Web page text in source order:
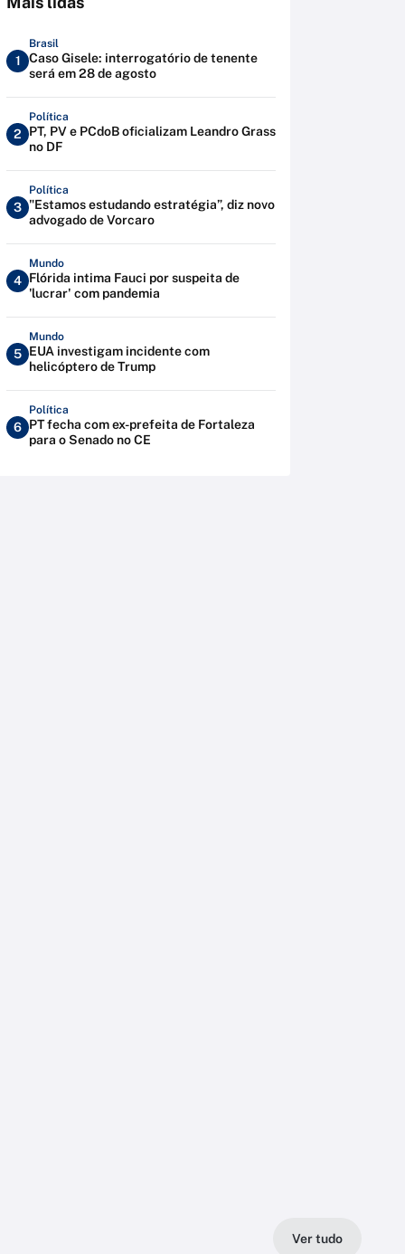
1
Brasil
Caso Gisele: interrogatório de tenente
será em 28 de agosto
2
Política
PT, PV e PCdoB oficializam Leandro Grass
no DF
3
Política
"Estamos estudando estratégia”, diz novo
advogado de Vorcaro
4
Mundo
Flórida intima Fauci por suspeita de
'lucrar' com pandemia
5
Mundo
EUA investigam incidente com
helicóptero de Trump
6
Política
PT fecha com ex-prefeita de Fortaleza
para o Senado no CE
Ver tudo